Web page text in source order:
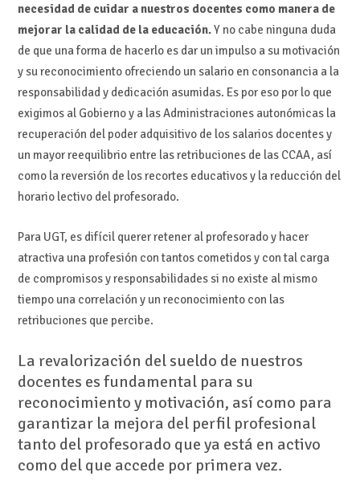
necesidad de cuidar a nuestros docentes como manera de
mejorar la calidad de la educación.Y no cabe ninguna duda
de que una forma de hacerlo es dar un impulso a su motivación
y su reconocimiento ofreciendo un salario en consonancia a la
responsabilidad y dedicación asumidas. Es por eso por lo que
exigimos al Gobierno y a las Administraciones autonómicas la
recuperación del poder adquisitivo de los salarios docentes y
un mayor reequilibrio entre las retribuciones de las CCAA, así
como la reversión de los recortes educativos y la reducción del
horario lectivo del profesorado.
Para UGT, es difícil querer retener al profesorado y hacer
atractiva una profesión con tantos cometidos y con tal carga
de compromisos y responsabilidades si no existe al mismo
tiempo una correlación y un reconocimiento con las
retribuciones que percibe.
La revalorización del sueldo de nuestros
docentes es fundamental para su
reconocimiento y motivación, así como para
garantizar la mejora del perfil profesional
tanto del profesorado que ya está en activo
como del que accede por primera vez.